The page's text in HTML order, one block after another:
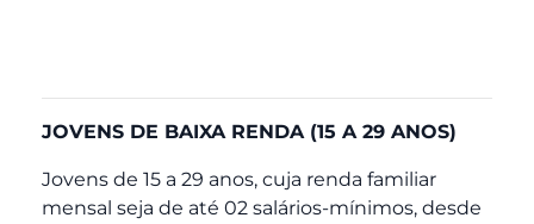
JOVENS DE BAIXA RENDA (15 A 29 ANOS)
Jovens de 15 a 29 anos, cuja renda familiar
mensal seja de até 02 salários-mínimos, desde